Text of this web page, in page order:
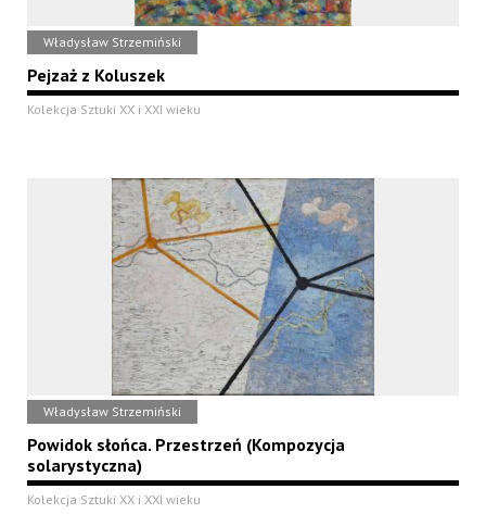
Władysław Strzemiński
Pejzaż z Koluszek
Kolekcja Sztuki XX i XXI wieku
Władysław Strzemiński
Powidok słońca. Przestrzeń (Kompozycja
solarystyczna)
Kolekcja Sztuki XX i XXI wieku